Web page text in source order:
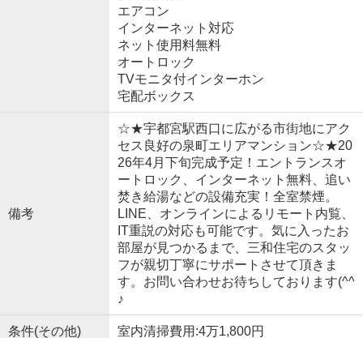
エアコン
インターネット対応
ネット使用料無料
オートロック
TVモニタ付インターホン
宅配ボックス
備考
☆★宇都宮駅西口に広がる市街地にアク
セス良好の泉町エリアマンション☆★20
26年4月下旬完成予定！エントランスオ
ートロック、インターネット無料、追い
焚き給湯などの設備充実！全室禁煙。
LINE、オンラインによるリモート内覧、
IT重説の対応も可能です。気に入ったお
部屋が見つかるまで、三和住宅のスタッ
フが親切丁寧にサポートさせて頂きま
す。お問い合わせお待ちしております(^^
♪
条件(その他) 室内清掃費用:4万1,800円